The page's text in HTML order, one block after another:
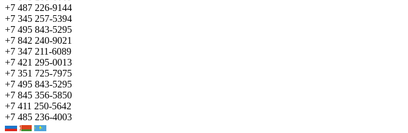
+7 487 226-9144
+7 345 257-5394
+7 495 843-5295
+7 842 240-9021
+7 347 211-6089
+7 421 295-0013
+7 351 725-7975
+7 495 843-5295
+7 845 356-5850
+7 411 250-5642
+7 485 236-4003